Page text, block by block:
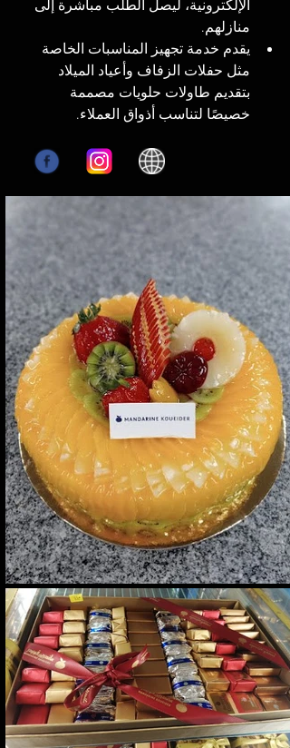
الإلكترونية، ليصل الطلب مباشرة إلى
منازلهم.
يقدم خدمة تجهيز المناسبات الخاصة
مثل حفلات الزفاف وأعياد الميلاد
بتقديم طاولات حلويات مصممة
خصيصًا لتناسب أذواق العملاء.